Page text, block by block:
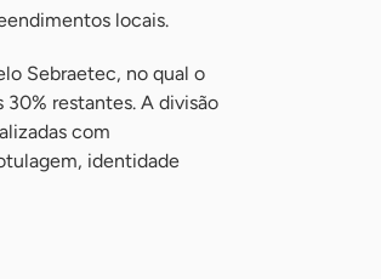
locais.
Sebraetec, no qual o
restantes. A divisão
com
identidade